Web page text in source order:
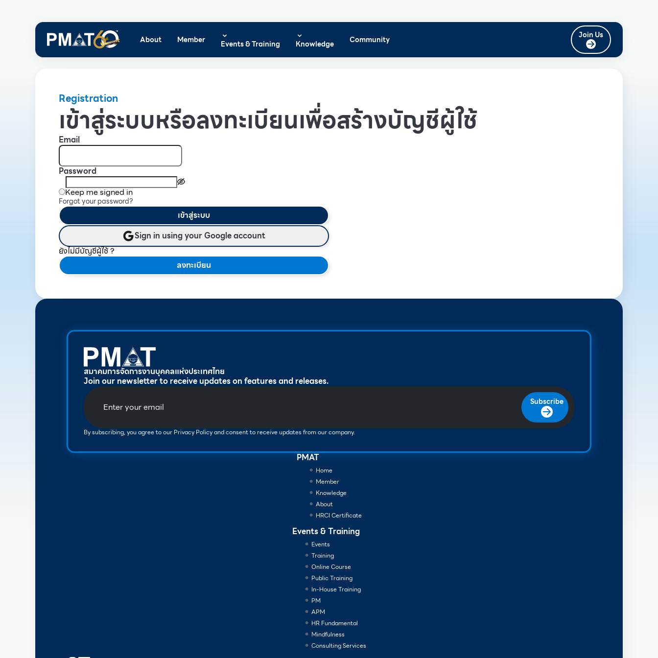
About Member Events & Training Knowledge Community Join Us
Registration
เข้าสู่ระบบหรือลงทะเบียนเพื่อสร้างบัญชีผู้ใช้
Email
Password
Keep me signed in
Forgot your password?
เข้าสู่ระบบ
Sign in using your Google account
ยังไม่มีบัญชีผู้ใช้ ?
ลงทะเบียน
สมาคมการจัดการงานบุคคลแห่งประเทศไทย
Join our newsletter to receive updates on features and releases.
Subscribe
By subscribing, you agree to our Privacy Policy and consent to receive updates from our company.
PMAT
Home
Member
Knowledge
About
HRCI Certificate
Events & Training
Events
Training
Online Course
Public Training
In-House Training
PM
APM
HR Fundamental
Mindfulness
Consulting Services